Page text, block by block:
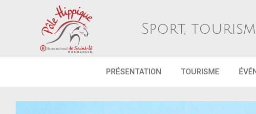
Sport,
PRÉSENTATION TOURISME